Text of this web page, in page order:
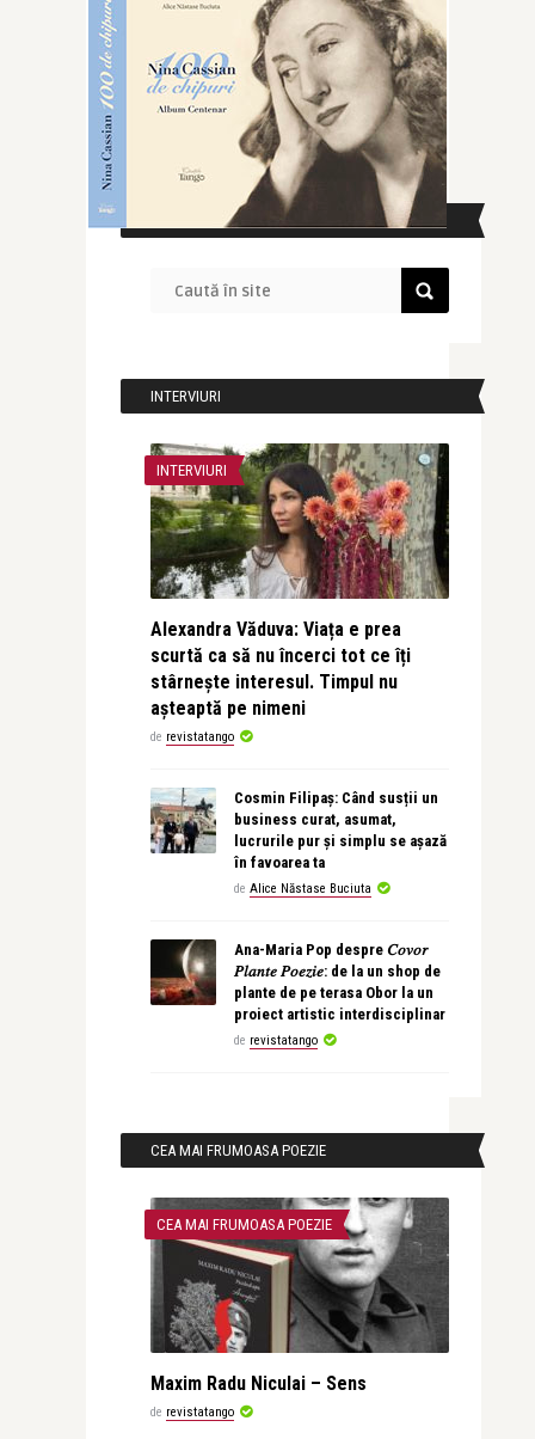
CAUTĂ ÎN SITE
INTERVIURI
INTERVIURI
Alexandra Văduva: Viața e prea
scurtă ca să nu încerci tot ce îți
stârnește interesul. Timpul nu
așteaptă pe nimeni
de revistatango
Cosmin Filipaș: Când susții un
business curat, asumat,
lucrurile pur și simplu se așază
în favoarea ta
de Alice Năstase Buciuta
Ana-Maria Pop despre 𝐶𝑜𝑣𝑜𝑟
𝑃𝑙𝑎𝑛𝑡𝑒 𝑃𝑜𝑒𝑧𝑖𝑒: de la un shop de
plante de pe terasa Obor la un
proiect artistic interdisciplinar
de revistatango
CEA MAI FRUMOASA POEZIE
CEA MAI FRUMOASA POEZIE
Maxim Radu Niculai – Sens
de revistatango